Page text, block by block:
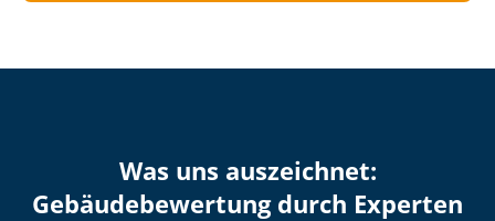
Was uns auszeichnet:
Ge­bäu­de­be­wer­tung durch Experten